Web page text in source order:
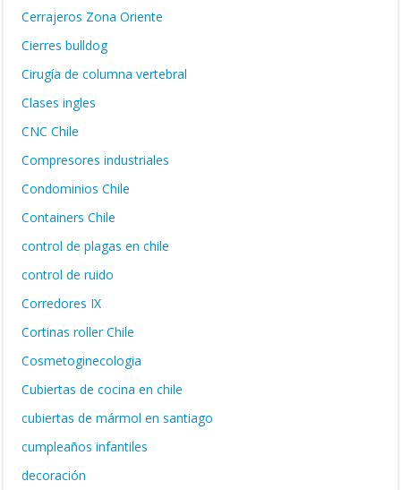
Cerrajeros Zona Oriente
Cierres bulldog
Cirugía de columna vertebral
Clases ingles
CNC Chile
Compresores industriales
Condominios Chile
Containers Chile
control de plagas en chile
control de ruido
Corredores IX
Cortinas roller Chile
Cosmetoginecologia
Cubiertas de cocina en chile
cubiertas de mármol en santiago
cumpleaños infantiles
decoración